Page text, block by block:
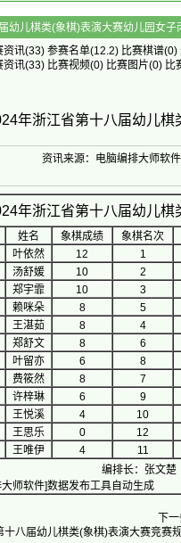
十八届幼儿棋类(象棋)
资讯(33) 参赛名单(12.2) 比赛棋谱(0)
资讯(33) 比赛视频(0) 比赛图片(0) 比
年浙江省第十八届幼儿
资讯来源：电脑编排大师软件
年浙江省第十八届幼儿
姓名 象棋成绩 象棋名次
叶依然 12 1
汤舒媛 10 2
郑宇霏 10 3
赖咪朵 8 5
王湛茹 8 4
郑舒文 8 6
叶留亦 6 8
费筱然 8 7
许梓琳 6 9
王悦溪 4 10
王思乐 0 12
王唯伊 4 11
编排长：张文楚
师软件]数据发布工具自动生成
下
八届幼儿棋类(象棋)表演大赛竞赛